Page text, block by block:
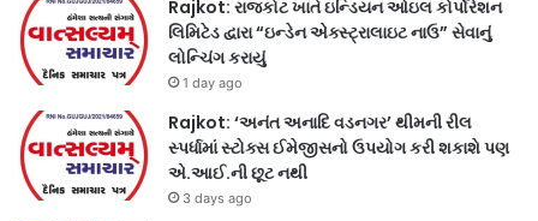
Rajkot: રાજકોટ ખાતે ઇન્ડિયન ઓઇલ કોર્પોરેશન
લિમિટેડ દ્વારા “ઇન્ડેન એક્સ્ટ્રાલાઇટ નાઉ” સેવાનું
લોન્ચિંગ કરાયું
1 day ago
Rajkot: ‘અનંત અનાદિ વડનગર’ થીમની રીલ
સ્પર્ધામાં સ્ટોક્સ ઈમેજીસનો ઉપયોગ કરી શકાશે પણ
એ.આઈ.ની છૂટ નથી
3 days ago